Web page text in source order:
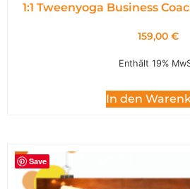
1:1 Tweenyoga Business
159,00 €
Enthält 19%
In den
Save